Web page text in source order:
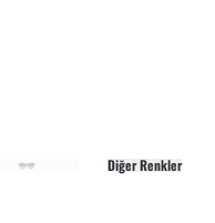
Diğer Renkler